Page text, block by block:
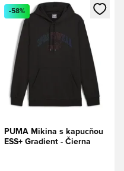
registráciu ako člen
Otvorí modál na prihlásenie
-58%
PUMA Mikina s kapucňou
ESS+ Gradient - Čierna